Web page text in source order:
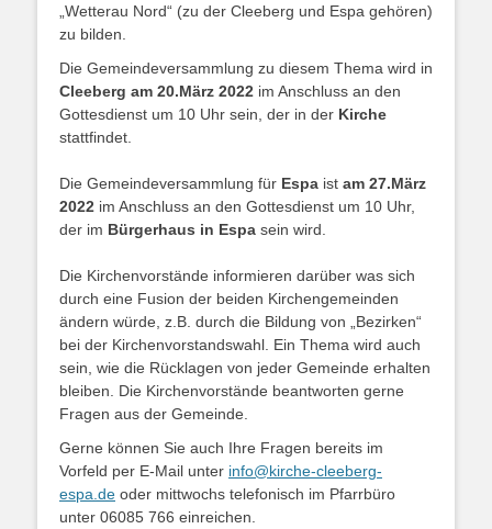
„Wetterau Nord“ (zu der Cleeberg und Espa gehören)
zu bilden.
Die Gemeindeversammlung zu diesem Thema wird in
Cleeberg am 20.März 2022 im Anschluss an den
Gottesdienst um 10 Uhr sein, der in der Kirche
stattfindet.
Die Gemeindeversammlung für Espa ist am 27.März
2022 im Anschluss an den Gottesdienst um 10 Uhr,
der im Bürgerhaus in Espa sein wird.
Die Kirchenvorstände informieren darüber was sich
durch eine Fusion der beiden Kirchengemeinden
ändern würde, z.B. durch die Bildung von „Bezirken“
bei der Kirchenvorstandswahl. Ein Thema wird auch
sein, wie die Rücklagen von jeder Gemeinde erhalten
bleiben. Die Kirchenvorstände beantworten gerne
Fragen aus der Gemeinde.
Gerne können Sie auch Ihre Fragen bereits im
Vorfeld per E-Mail unter info@kirche-cleeberg-
espa.de oder mittwochs telefonisch im Pfarrbüro
unter 06085 766 einreichen.